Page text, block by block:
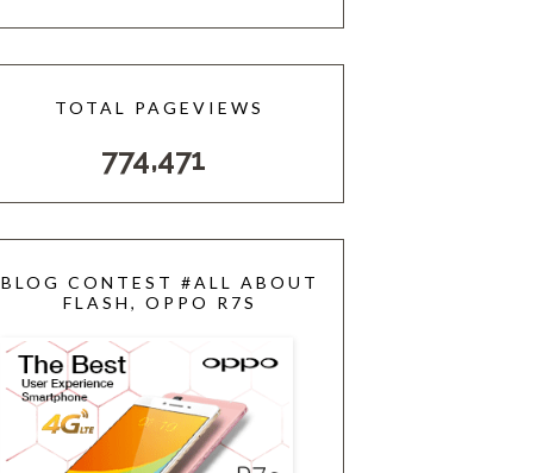
TOTAL PAGEVIEWS
774,471
BLOG CONTEST #ALL ABOUT
FLASH, OPPO R7S